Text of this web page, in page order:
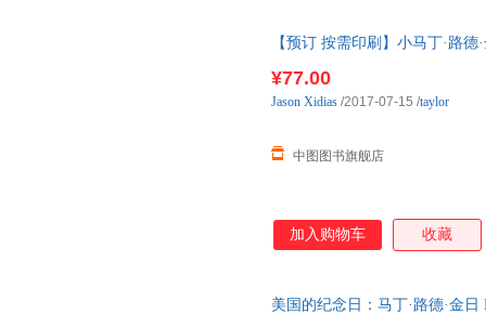
【预订 按需印刷】小马丁·路
货
¥77.00
中图图书旗舰店
Jason Xidias /2017-07-15 /taylor
加入购物车 收藏
美国的纪念日：马丁·路德·金日